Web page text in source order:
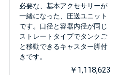
必要な、基本アクセサリーが
一緒になった、圧送ユニット
です。口径と容器内径が同じ
ストレートタイプでタンクご
と移動できるキャスター脚付
きです。
￥1,118,623